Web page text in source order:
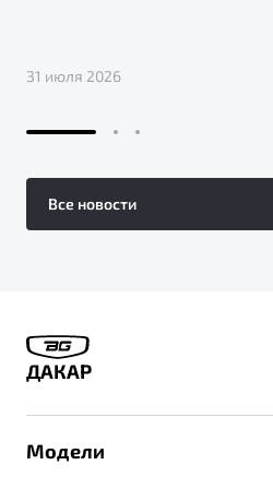
31 июля 2026
Все новости
ДАКАР
Модели